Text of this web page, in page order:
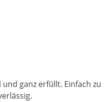
ganz erfüllt. Einfach zu